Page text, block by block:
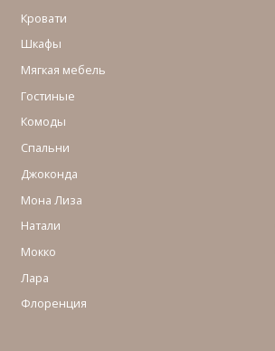
Кровати
Шкафы
Мягкая мебель
Гостиные
Комоды
Cпальни
Джоконда
Мона Лиза
Натали
Мокко
Лара
Флоренция